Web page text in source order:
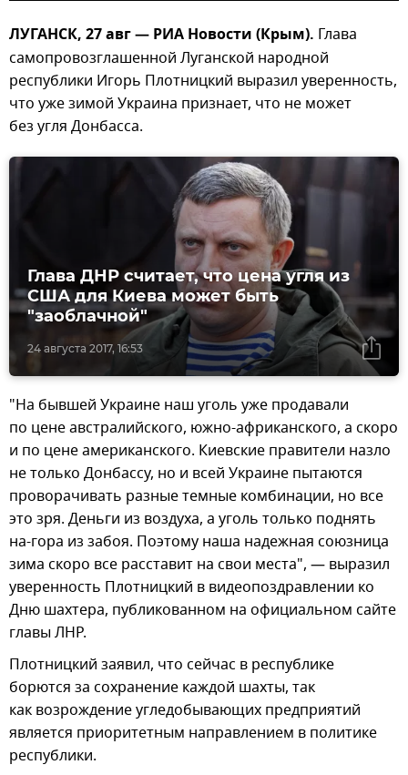
ЛУГАНСК, 27 авг — РИА Новости (Крым). Глава
самопровозглашенной Луганской народной
республики Игорь Плотницкий выразил уверенность,
что уже зимой Украина признает, что не может
без угля Донбасса.
24 августа 2017, 16:53
Глава ДНР считает, что цена угля из
США для Киева может быть
"заоблачной"
"На бывшей Украине наш уголь уже продавали
по цене австралийского, южно-африканского, а скоро
и по цене американского. Киевские правители назло
не только Донбассу, но и всей Украине пытаются
проворачивать разные темные комбинации, но все
это зря. Деньги из воздуха, а уголь только поднять
на-гора из забоя. Поэтому наша надежная союзница
зима скоро все расставит на свои места", — выразил
уверенность Плотницкий в видеопоздравлении ко
Дню шахтера, публикованном на официальном сайте
главы ЛНР.
Плотницкий заявил, что сейчас в республике
борются за сохранение каждой шахты, так
как возрождение угледобывающих предприятий
является приоритетным направлением в политике
республики.